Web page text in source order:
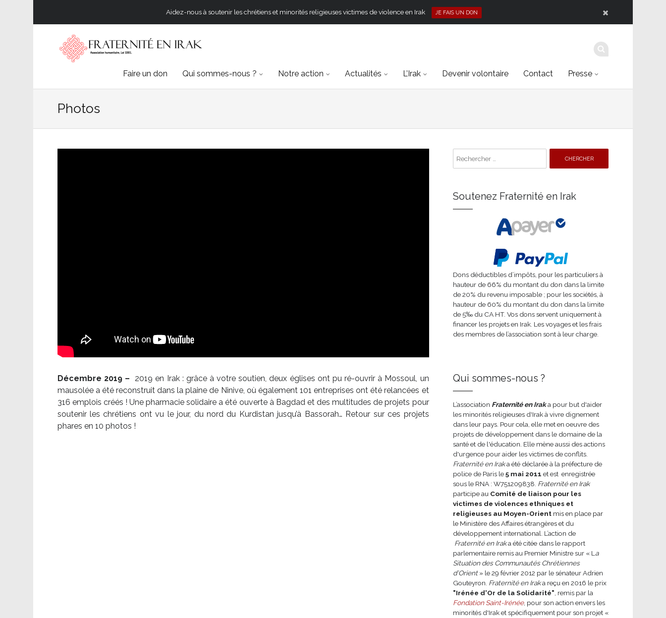
Aidez-nous à soutenir les chrétiens et minorités religieuses victimes de violence en Irak JE FAIS UN DON
Faire un don Qui sommes-nous ? Notre action Actualités L’Irak Devenir volontaire Contact Presse
Photos
Décembre 2019 – 2019 en Irak : grâce à votre soutien, deux églises ont pu ré-ouvrir à Mossoul, un
mausolée a été reconstruit dans la plaine de Ninive, où également 101 entreprises ont été relancées et
316 emplois créés ! Une pharmacie solidaire a été ouverte à Bagdad et des multitudes de projets pour
soutenir les chrétiens ont vu le jour, du nord du Kurdistan jusqu’à Bassorah… Retour sur ces projets
phares en 10 photos !
Soutenez Fraternité en Irak
Dons déductibles d’impôts, pour les particuliers à
hauteur de 66% du montant du don dans la limite
de 20% du revenu imposable ; pour les sociétés, à
hauteur de 60% du montant du don dans la limite
de 5‰ du CA HT. Vos dons servent uniquement à
financer les projets en Irak. Les voyages et les frais
des membres de l’association sont à leur charge.
Qui sommes-nous ?
L’association Fraternité en Iraka pour but d'aider
les minorités religieuses d'Irak à vivre dignement
dans leur pays. Pour cela, elle met en oeuvre des
projets de développement dans le domaine de la
santé et de l'éducation. Elle mène aussi des actions
d'urgence pour aider les victimes de conflits.
Fraternité en Iraka été déclarée à la préfecture de
police de Paris le5 mai 2011 et est enregistrée
sous le RNA : W751209838. Fraternité en Irak
participe au Comité de liaison pour les
victimes de violences ethniques et
religieuses au Moyen-Orientmis en place par
le Ministère des Affaires étrangères et du
développement international. L’action de
Fraternité en Iraka été citée dans le rapport
parlementaire remis au Premier Ministre sur « L a
Situation des Communautés Chrétiennes
d’Orient» le 29 février 2012 par le sénateur Adrien
Gouteyron. Fraternité en Iraka reçu en 2016 le prix
"Irénée d'Or de la Solidarité" , remis par la
Fondation Saint-Irénée, pour son action envers les
minorités d'Irak et spécifiquement pour son projet «